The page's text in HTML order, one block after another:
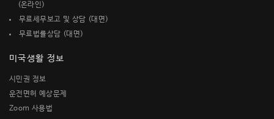
(온라인)
무료세무보고 및 상담 (대면)
무료법률상담 (대면)
미국생활 정보
시민권 정보
운전면허 예상문제
Zoom 사용법